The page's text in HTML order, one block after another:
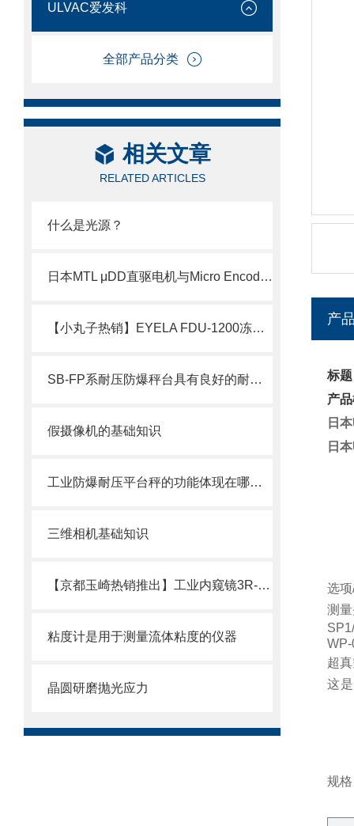
ULVAC爱发科
全部产品分类
相关文章
RELATED ARTICLES
什么是光源？
日本MTL μDD直驱电机与Micro Encoder编码器技术介绍
【小丸子热销】EYELA FDU-1200冻干设备，中药
SB-FP系耐压防爆秤台具有良好的耐腐蚀性和耐磨损性
假摄像机的基础知识
工业防爆耐压平台秤的功能体现在哪些方面？
三维相机基础知识
【京都玉崎热销推出】工业内窥镜3R-MFXS55
粘度计是用于测量流体粘度的仪器
晶圆研磨抛光应力
产
标
产
日
日
选
测
超
这
规格